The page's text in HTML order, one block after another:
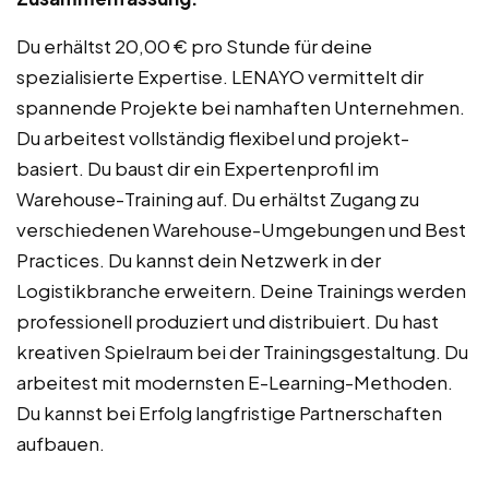
Du erhältst 20,00 € pro Stunde für deine
spezialisierte Expertise. LENAYO vermittelt dir
spannende Projekte bei namhaften Unternehmen.
Du arbeitest vollständig flexibel und projekt-
basiert. Du baust dir ein Expertenprofil im
Warehouse-Training auf. Du erhältst Zugang zu
verschiedenen Warehouse-Umgebungen und Best
Practices. Du kannst dein Netzwerk in der
Logistikbranche erweitern. Deine Trainings werden
professionell produziert und distribuiert. Du hast
kreativen Spielraum bei der Trainingsgestaltung. Du
arbeitest mit modernsten E-Learning-Methoden.
Du kannst bei Erfolg langfristige Partnerschaften
aufbauen.